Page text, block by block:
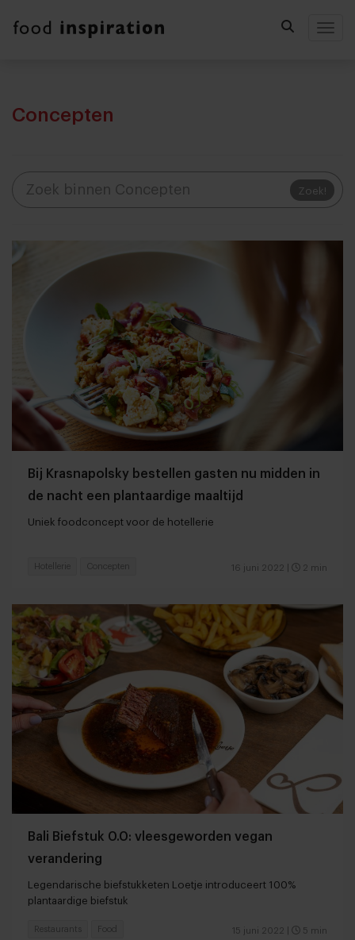
Concepten
Zoek!
Bij Krasnapolsky bestellen gasten nu midden in
de nacht een plantaardige maaltijd
Uniek foodconcept voor de hotellerie
16 juni 2022 2 min
Hotellerie Concepten
Bali Biefstuk 0.0: vleesgeworden vegan
verandering
Legendarische biefstukketen Loetje introduceert 100%
plantaardige biefstuk
15 juni 2022 5 min
Restaurants Food